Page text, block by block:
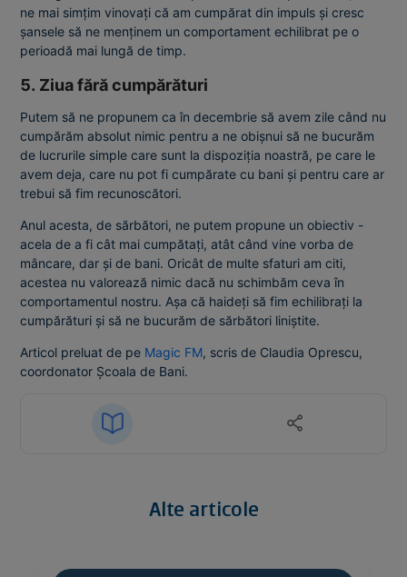
ne mai simțim vinovați că am cumpărat din impuls și cresc
șansele să ne menținem un comportament echilibrat pe o
perioadă mai lungă de timp.
5. Ziua fără cumpărături
Putem să ne propunem ca în decembrie să avem zile când nu
cumpărăm absolut nimic pentru a ne obișnui să ne bucurăm
de lucrurile simple care sunt la dispoziția noastră, pe care le
avem deja, care nu pot fi cumpărate cu bani și pentru care ar
trebui să fim recunoscători.
Anul acesta, de sărbători, ne putem propune un obiectiv -
acela de a fi cât mai cumpătați, atât când vine vorba de
mâncare, dar și de bani. Oricât de multe sfaturi am citi,
acestea nu valorează nimic dacă nu schimbăm ceva în
comportamentul nostru. Așa că haideți să fim echilibrați la
cumpărături și să ne bucurăm de sărbători liniștite.
Articol preluat de pe Magic FM, scris de Claudia Oprescu,
coordonator Școala de Bani.
Alte articole